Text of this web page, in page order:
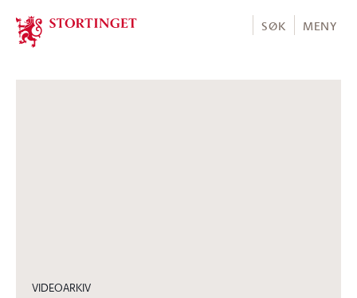
Stortinget.no
SØK MENY
VIDEOARKIV